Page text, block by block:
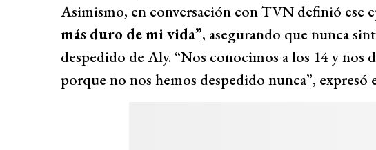
Asimismo, en conversación con TVN definió ese
más duro de mi vida”, asegurando que nunca
despedido de Aly. “Nos conocimos a los 14 y nos
porque no nos hemos despedido nunca”, expresó